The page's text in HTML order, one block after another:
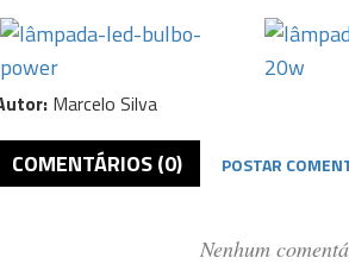
Marcelo Silva
COMENTÁRIOS (0) POSTAR
Nenhum